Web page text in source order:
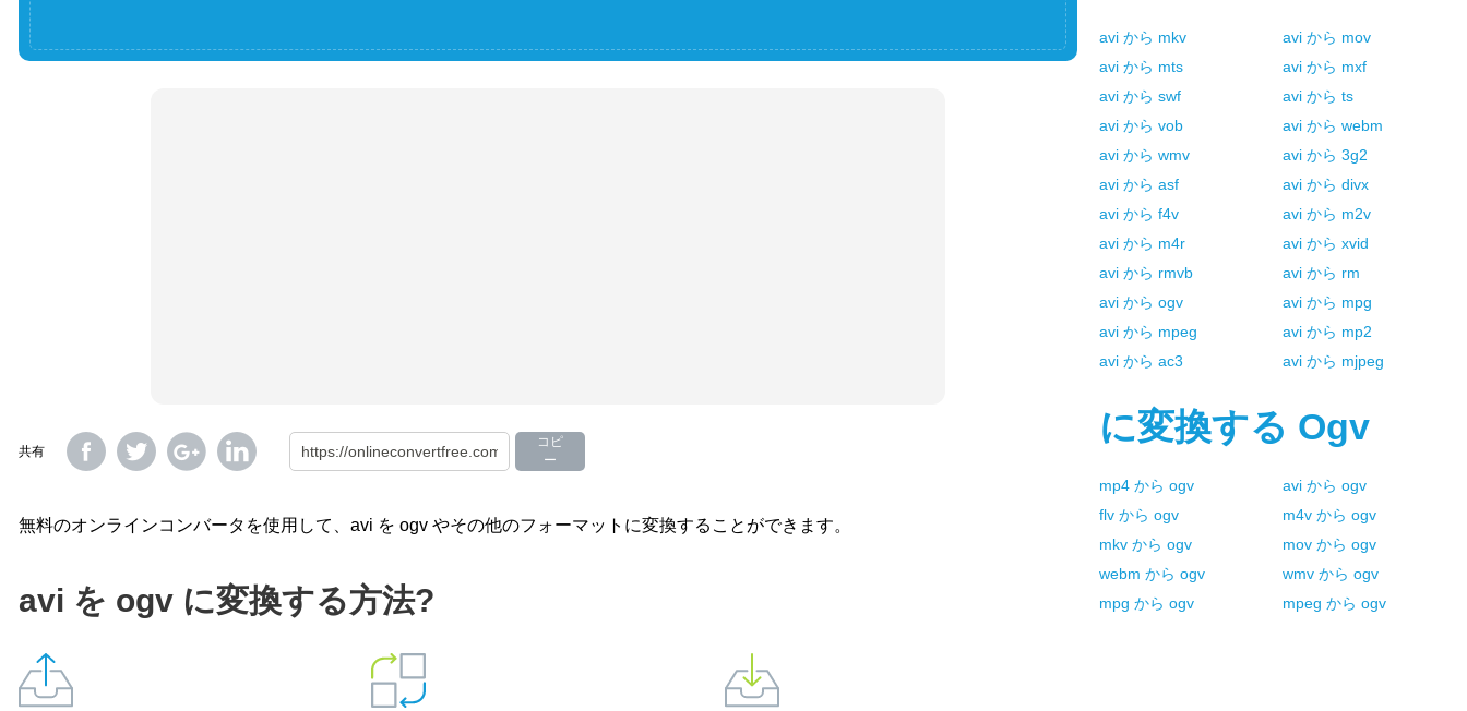
共有
コピ
ー
無料のオンラインコンバータを使用して、avi を ogv やその他のフォーマットに変換することができます。
avi を ogv に変換する方法?
avi から mkv avi から mov
avi から mts avi から mxf
avi から swf avi から ts
avi から vob avi から webm
avi から wmv avi から 3g2
avi から asf avi から divx
avi から f4v avi から m2v
avi から m4r avi から xvid
avi から rmvb avi から rm
avi から ogv avi から mpg
avi から mpeg avi から mp2
avi から ac3 avi から mjpeg
に変換する Ogv
mp4 から ogv avi から ogv
flv から ogv m4v から ogv
mkv から ogv mov から ogv
webm から ogv wmv から ogv
mpg から ogv mpeg から ogv